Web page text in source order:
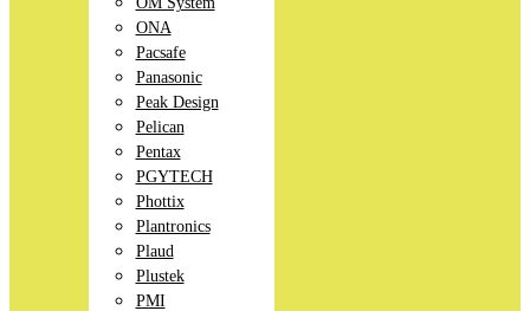
ONA
Pacsafe
Panasonic
Peak Design
Pelican
Pentax
PGYTECH
Phottix
Plantronics
Plaud
Plustek
PMI